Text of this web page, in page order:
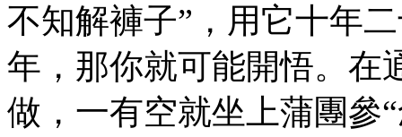
不知解褲子”，用它十年
年，那你就可能開悟。在
做，一有空就坐上蒲團參